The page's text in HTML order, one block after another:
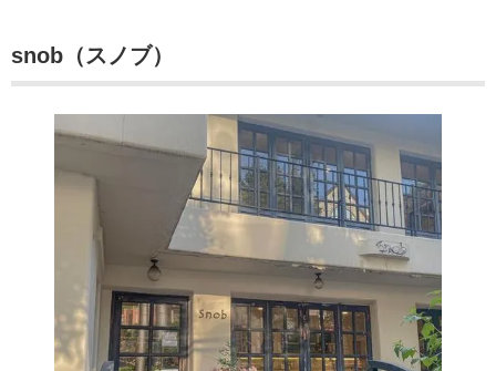
snob（スノブ）